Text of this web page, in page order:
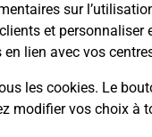
sur
et
lien avec vos
les cookies. Le
modifier vos choix